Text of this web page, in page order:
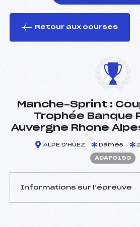
le ski
Retour aux courses
Manche-Sprint :
Trophée Banque
Auvergne Rhone
ALPE D'HUEZ Dames
ADAF0193
Informations sur l’épreuve